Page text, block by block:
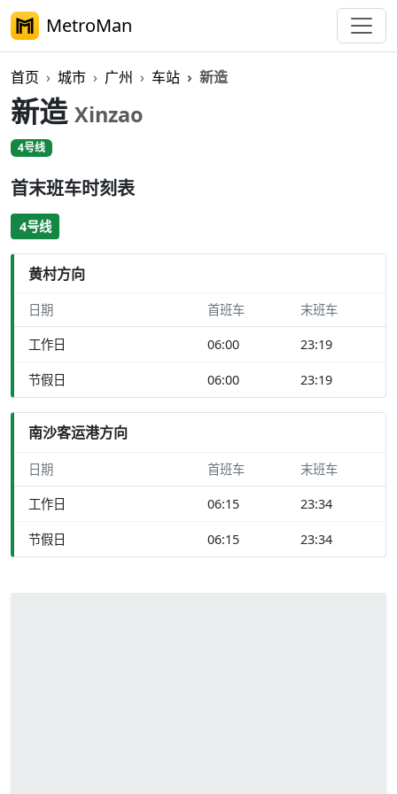
MetroMan
首页 城市 广州 车站 新造
新造 Xinzao
4号线
首末班车时刻表
4号线
黄村方向
日期 首班车 末班车
工作日 06:00 23:19
节假日 06:00 23:19
南沙客运港方向
日期 首班车 末班车
工作日 06:15 23:34
节假日 06:15 23:34